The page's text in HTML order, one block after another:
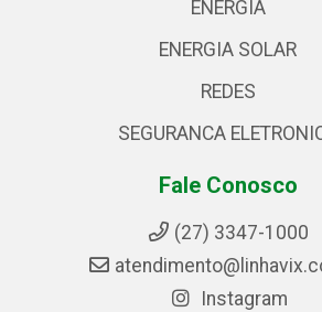
ENERGIA
ENERGIA SOLAR
REDES
SEGURANCA
Fale Conosco
(27) 3347-1000
Instagram